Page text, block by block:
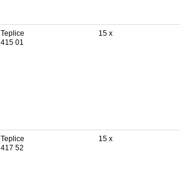
Teplice
415 01
15 x
Teplice
417 52
15 x